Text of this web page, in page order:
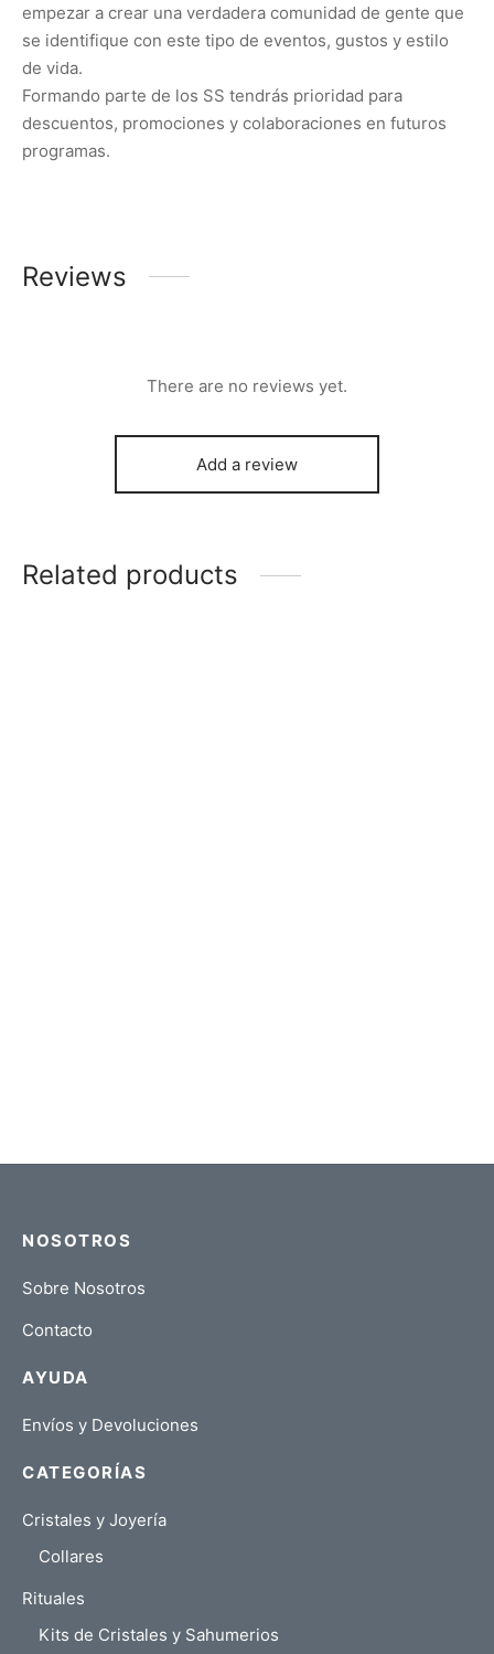
empezar a crear una verdadera comunidad de gente que
se identifique con este tipo de eventos, gustos y estilo
de vida.
Formando parte de los SS tendrás prioridad para
descuentos, promociones y colaboraciones en futuros
programas.
Reviews
There are no reviews yet.
Add a review
Related products
AYUDA
Envíos y Devoluciones
CATEGORÍAS
Cristales y Joyería
Collares
Rituales
Kits de Cristales y Sahumerios
NOSOTROS
Sobre Nosotros
Contacto